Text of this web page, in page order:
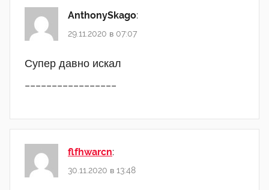
AnthonySkago:
29.11.2020 в 07:07
Супер давно искал
flfhwarcn:
30.11.2020 в 13:48